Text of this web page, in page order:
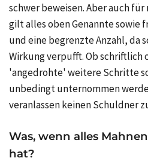
schwer beweisen. Aber auch
gilt alles oben Genannte
und eine begrenzte Anzahl, da
Wirkung verpufft. Ob schriftlich
'angedrohte' weitere Schritte
unbedingt unternommen
veranlassen keinen Schuldner
Was, wenn alles
hat?